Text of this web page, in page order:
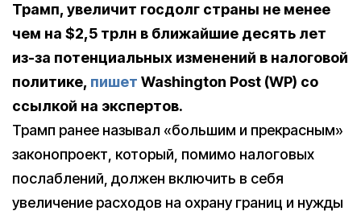
Трамп, увеличит госдолг страны не менее
чем на $2,5 трлн в ближайшие десять лет
из-за потенциальных изменений в налоговой
политике, пишет Washington Post (WP) со
ссылкой на экспертов.
Трамп ранее называл «большим и прекрасным»
законопроект, который, помимо налоговых
послаблений, должен включить в себя
увеличение расходов на охрану границ и нужды